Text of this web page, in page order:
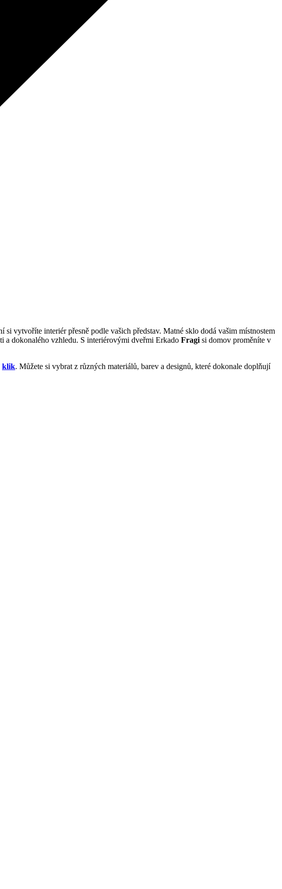
vytvoříte interiér přesně podle vašich představ. Matné sklo dodá vašim místnostem
a dokonalého vzhledu. S interiérovými dveřmi Erkado Fragi si domov proměníte v
klik. Můžete si vybrat z různých materiálů, barev a designů, které dokonale doplňují